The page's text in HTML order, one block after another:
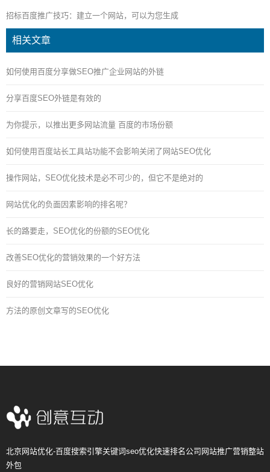
招标百度推广技巧：建立一个网站，可以为您生成
相关文章
如何使用百度分享做SEO推广企业网站的外链
分享百度SEO外链是有效的
为你提示，以推出更多网站流量 百度的市场份额
如何使用百度站长工具站功能不会影响关闭了网站SEO优化
操作网站，SEO优化技术是必不可少的，但它不是绝对的
网站优化的负面因素影响的排名呢？
长的路要走，SEO优化的份额的SEO优化
改善SEO优化的营销效果的一个好方法
良好的营销网站SEO优化
方法的原创文章写的SEO优化
北京网站优化-百度搜索引擎关键词seo优化快速排名公司网站推广营销整站
外包